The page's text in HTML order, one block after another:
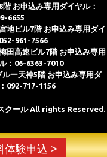
体験申込 >
お申込み専用ダイヤル：
6655
地ビル7階 お申込み専用ダイ
961-7566
田高速ビル7階 お申込み専用
：06-6363-7010
ー天神5階 お申込み専用ダ
092-717-1156
クールAll rights Reserved.